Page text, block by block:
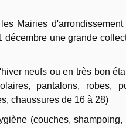
Mairies d'arrondissement
décembre une grande
neufs ou en très bon
pantalons, robes,
chaussures de 16 à 28)
(couches,